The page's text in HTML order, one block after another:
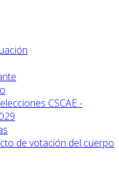
CSCAE -
de votación del cuerpo